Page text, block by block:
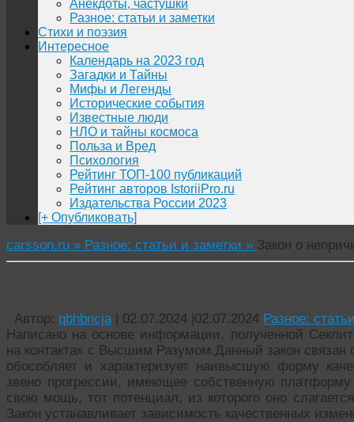
Анекдоты, частушки
Разное: статьи и заметки
Стихи и поэзия
Интересное
Календарь на 2023 год
Загадки и Тайны
Мифы и Легенды
Исторические события
Известные люди
НЛО и тайны космоса
Польза и Вред
Психология
Рейтинг ТОП-100 публикаций
Рейтинг авторов IstoriiPro.ru
Издательства России 2023
[+ Опубликовать]
carsson.ru » Разное: статьи и заметки » Закон о
Автор: qbhbncja | 02.07.2024 |02.07.2024 Разное:
Написано на основе информации, полученной
на контактах с Высшим Разумом.Данный закон связан
обособляет и характеризует наивысшую форму
звено прогрессии, имеющее собственную
свою мощь, тот потенциал, из которого оно
Закон устанавливает зависимость качественных